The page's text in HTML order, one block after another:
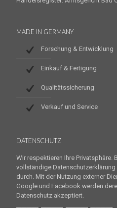
MADE IN GERMANY
Forschung & Entwicklung
Einkauf & Fertigung
Qualitätssicherung
Verkauf und Service
DATENSCHUTZ
Wir respektieren Ihre Privatsphäre.
vollständige Datenschutzerklärung
durch. Mit der Nutzung externer
Google und Facebook werden
Datenschutz akzeptiert.